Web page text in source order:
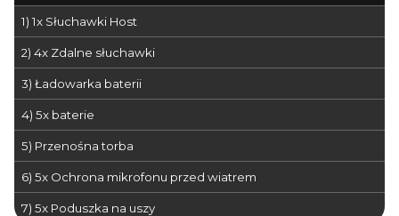
1) 1x Słuchawki Host
2) 4x Zdalne słuchawki
3) Ładowarka baterii
4) 5x baterie
5) Przenośna torba
6) 5x Ochrona mikrofonu przed wiatrem
7) 5x Poduszka na uszy